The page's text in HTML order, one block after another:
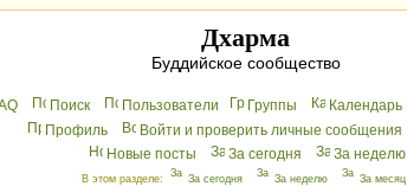
Дхарма
Буддийское сообщество
Поиск Пользователи Группы Календарь
Профиль
Войти и проверить личные сообщения
Новые посты
За сегодня За неделю
В этом разделе: За сегодня За неделю За месяц